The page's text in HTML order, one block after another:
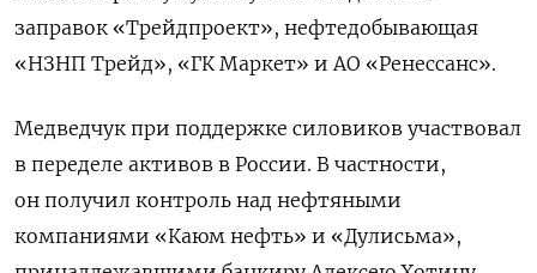
заправок «Трейдпроект», нефтедобывающая
«НЗНП Трейд», «ГК Маркет» и АО «Ренессанс».
Медведчук при поддержке силовиков участвовал
в переделе активов в России. В частности,
он получил контроль над нефтяными
компаниями «Каюм нефть» и «Дулисьма»,